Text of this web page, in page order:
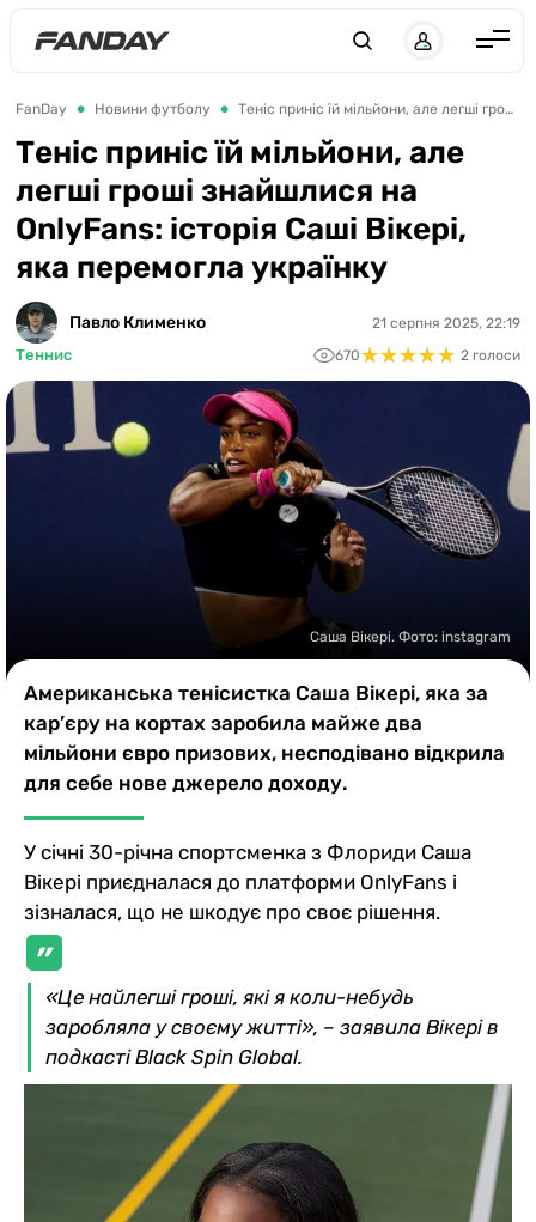
Англія
Іспанія
Німеччина
Італія
Франція
ЛЧ
ЧЕ-2028
Букмекери
Казино
FanDay Новини футболу Теніс приніс їй мільйони, але легші гроші знайшлися на OnlyFans: історія Саші Вікері, яка перемогла українку
Теніс приніс їй мільйони, але
легші гроші знайшлися на
OnlyFans: історія Саші Вікері,
яка перемогла українку
Павло Клименко
Теннис
21 серпня 2025, 22:19
670★★★★★
★★★★★ 2 голоси
Саша Вікері. Фото: instagram
Американська тенісистка Саша Вікері, яка за
кар’єру на кортах заробила майже два
мільйони євро призових, несподівано відкрила
для себе нове джерело доходу.
У січні 30-річна спортсменка з Флориди Саша
Вікері приєдналася до платформи OnlyFans і
зізналася, що не шкодує про своє рішення.
«Це найлегші гроші, які я коли-небудь
заробляла у своєму житті», – заявила Вікері в
подкасті Black Spin Global.